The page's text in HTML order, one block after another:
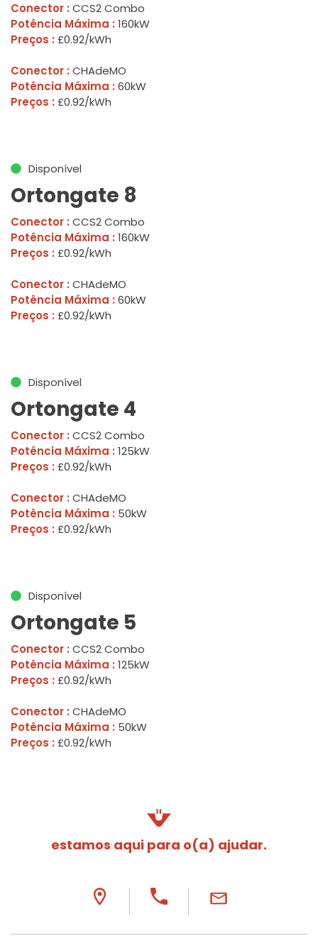
Conector : CCS2 Combo
Potência Máxima : 160kW
Preços : £0.92/kWh
Conector : CHAdeMO
Potência Máxima : 60kW
Preços : £0.92/kWh
Disponível
Ortongate 8
Conector : CCS2 Combo
Potência Máxima : 160kW
Preços : £0.92/kWh
Conector : CHAdeMO
Potência Máxima : 60kW
Preços : £0.92/kWh
Disponível
Ortongate 4
Conector : CCS2 Combo
Potência Máxima : 125kW
Preços : £0.92/kWh
Conector : CHAdeMO
Potência Máxima : 50kW
Preços : £0.92/kWh
Disponível
Ortongate 5
Conector : CCS2 Combo
Potência Máxima : 125kW
Preços : £0.92/kWh
Conector : CHAdeMO
Potência Máxima : 50kW
Preços : £0.92/kWh
estamos aqui para o(a) ajudar.